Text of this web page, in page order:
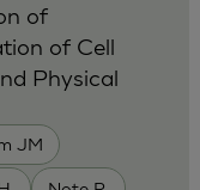
JM
of
of Cell
Physical